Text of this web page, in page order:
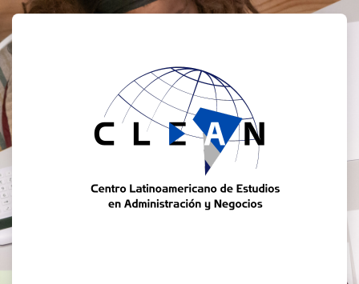
Saltar al contenido principal